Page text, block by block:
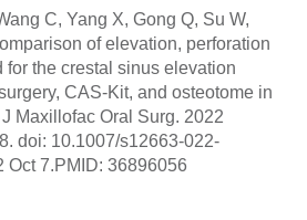
C, Yang X, Gong Q, Su W,
of elevation, perforation
for the crestal sinus elevation
CAS-Kit, and osteotome in
Maxillofac Oral Surg. 2022
doi: 10.1007/s12663-022-
Oct 7.PMID: 36896056